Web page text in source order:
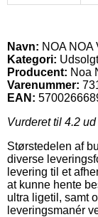
Navn: NOA NOA
Kategori: Udsolgt
Producent: Noa
Varenummer:
EAN:
Vurderet til 4.2 ud
Størstedelen af
diverse
levering til et
at kunne hente
ultra ligetil, samt
leveringsmanér